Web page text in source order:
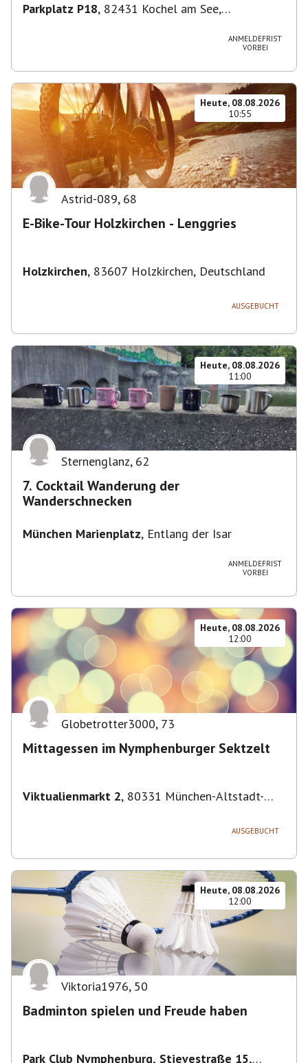
Parkplatz P18, 82431 Kochel am See,
ANMELDEFRIST
VORBEI
Heute, 08.08.2026
10:55
Astrid-089, 68
E-Bike-Tour Holzkirchen - Lenggries
Holzkirchen, 83607 Holzkirchen, Deutschland
AUSGEBUCHT
Heute, 08.08.2026
11:00
Sternenglanz, 62
7. Cocktail Wanderung der
Wanderschnecken
München Marienplatz, Entlang der Isar
ANMELDEFRIST
VORBEI
Heute, 08.08.2026
12:00
Globetrotter3000, 73
Mittagessen im Nymphenburger Sektzelt
Viktualienmarkt 2, 80331 München-Altstadt-
AUSGEBUCHT
Heute, 08.08.2026
12:00
Viktoria1976, 50
Badminton spielen und Freude haben
Park Club Nymphenburg, Stievestraße 15,